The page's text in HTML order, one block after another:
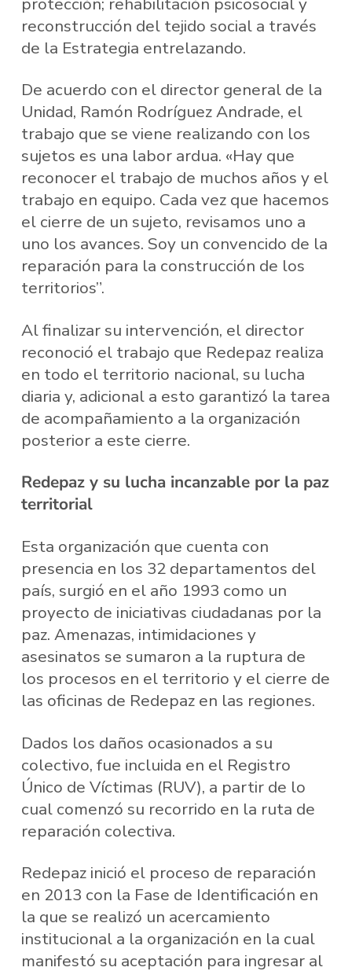
reconstrucción del tejido social a través
de la Estrategia entrelazando.
De acuerdo con el director general de la
Unidad, Ramón Rodríguez Andrade, el
trabajo que se viene realizando con los
sujetos es una labor ardua. «Hay que
reconocer el trabajo de muchos años y el
trabajo en equipo. Cada vez que hacemos
el cierre de un sujeto, revisamos uno a
uno los avances. Soy un convencido de la
reparación para la construcción de los
territorios”.
Al finalizar su intervención, el director
reconoció el trabajo que Redepaz realiza
en todo el territorio nacional, su lucha
diaria y, adicional a esto garantizó la tarea
de acompañamiento a la organización
posterior a este cierre.
Redepaz y su lucha incanzable por la paz
territorial
Esta organización que cuenta con
presencia en los 32 departamentos del
país, surgió en el año 1993 como un
proyecto de iniciativas ciudadanas por la
paz. Amenazas, intimidaciones y
asesinatos se sumaron a la ruptura de
los procesos en el territorio y el cierre de
las oficinas de Redepaz en las regiones.
Dados los daños ocasionados a su
colectivo, fue incluida en el Registro
Único de Víctimas (RUV), a partir de lo
cual comenzó su recorrido en la ruta de
reparación colectiva.
Redepaz inició el proceso de reparación
en 2013 con la Fase de Identificación en
la que se realizó un acercamiento
institucional a la organización en la cual
manifestó su aceptación para ingresar al